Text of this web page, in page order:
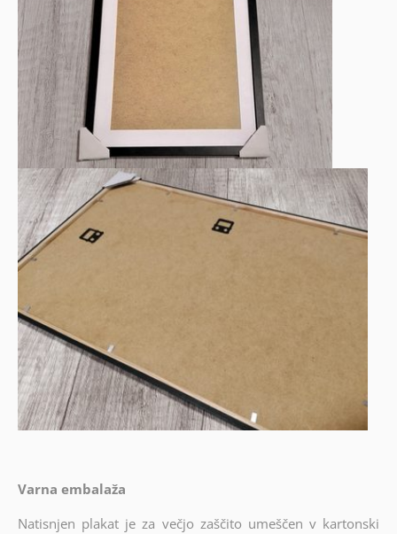
Varna embalaža
Natisnjen plakat je za večjo zaščito umeščen v kartonski